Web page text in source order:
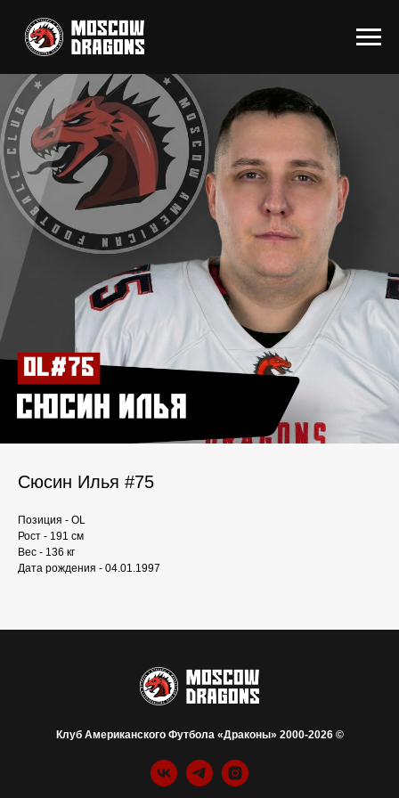
Сюсин Илья #75
Позиция - OL
Рост - 191 см
Вес - 136 кг
Дата рождения - 04.01.1997
Клуб Американского Футбола «Драконы» 2000-2026 ©